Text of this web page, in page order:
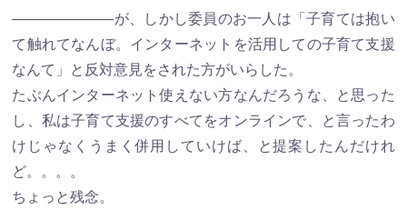
―――――――が、しかし委員のお一人は「子育ては抱い
て触れてなんぼ。インターネットを活用しての子育て支援
なんて」と反対意見をされた方がいらした。
たぶんインターネット使えない方なんだろうな、と思った
し、私は子育て支援のすべてをオンラインで、と言ったわ
けじゃなくうまく併用していけば、と提案したんだけれ
ど。。。。
ちょっと残念。